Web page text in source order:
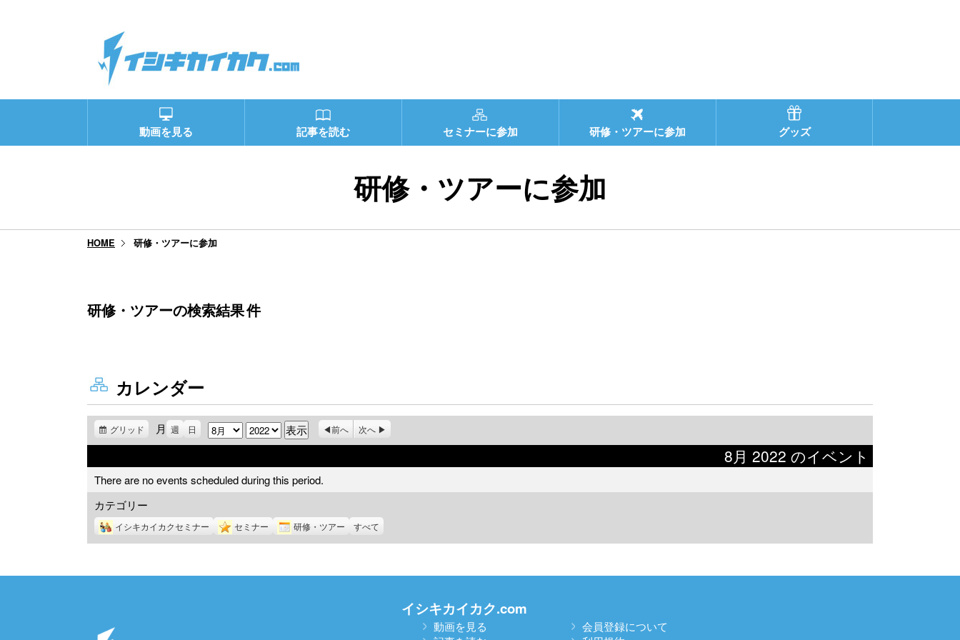
動画を見る 記事を読む セミナーに参加 研修・ツアーに参加 グッズ
研修・ツアーに参加
HOME 研修・ツアーに参加
研修・ツアーの検索結果件
カレンダー
グリッド 月 週 日 月 年 前へ 次へ
8月 2022 のイベント
There are no events scheduled during this period.
カテゴリー
イシキカイカクセミナー セミナー 研修・ツアー すべて
イシキカイカク.com
動画を見る
会員登録について